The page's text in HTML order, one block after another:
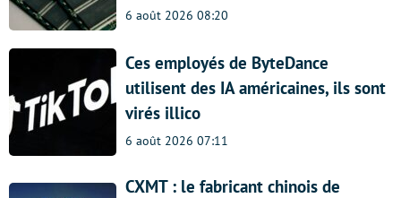
6 août 2026 08:20
Ces employés de ByteDance
utilisent des IA américaines, ils sont
virés illico
6 août 2026 07:11
CXMT : le fabricant chinois de